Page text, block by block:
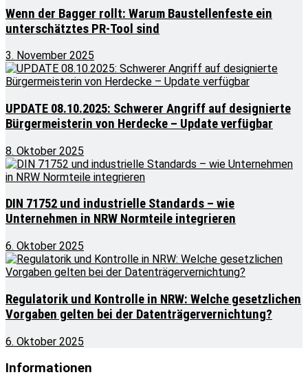
Wenn der Bagger rollt: Warum Baustellenfeste ein
unterschätztes PR-Tool sind
3. November 2025
UPDATE 08.10.2025: Schwerer Angriff auf designierte
Bürgermeisterin von Herdecke – Update verfügbar
8. Oktober 2025
DIN 71752 und industrielle Standards – wie
Unternehmen in NRW Normteile integrieren
6. Oktober 2025
Regulatorik und Kontrolle in NRW: Welche gesetzlichen
Vorgaben gelten bei der Datenträgervernichtung?
6. Oktober 2025
Informationen